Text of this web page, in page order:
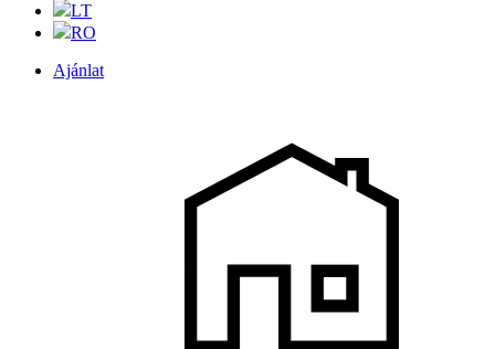
LT
RO
Ajánlat